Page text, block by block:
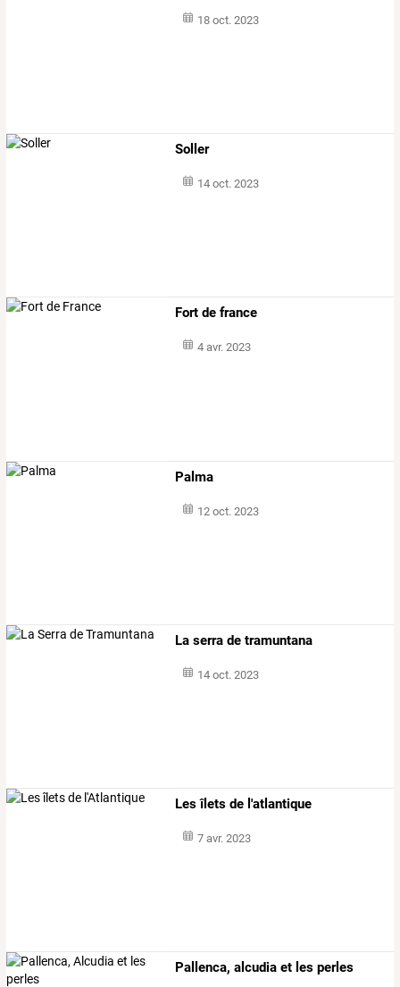
18 oct. 2023
Soller
14 oct. 2023
Fort de france
4 avr. 2023
Palma
12 oct. 2023
La serra de tramuntana
14 oct. 2023
Les îlets de l'atlantique
7 avr. 2023
Pallenca, alcudia et les perles